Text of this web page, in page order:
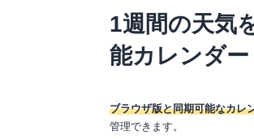
1週間の天気
能カレンダー
ブラウザ版と同期可能なカレ
管理できます。